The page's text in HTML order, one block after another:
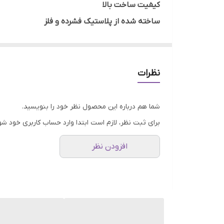
کیفیت ساخت بالا
ساخته شده از پلاستیک فشرده و فلز
نظرات
شما هم درباره این محصول نظر خود را بنویسید.
برای ثبت نظر، لازم است ابتدا وارد حساب کاربری خود
افزودن نظر